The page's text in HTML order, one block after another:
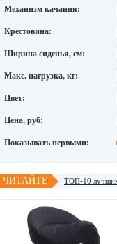
Механизм качания:
Крестовина:
Ширина сиденья, см:
Макс. нагрузка, кг:
Цвет:
Цена, руб:
Показывать первыми:
ЧИТАЙТЕ ТОП-10 лучших